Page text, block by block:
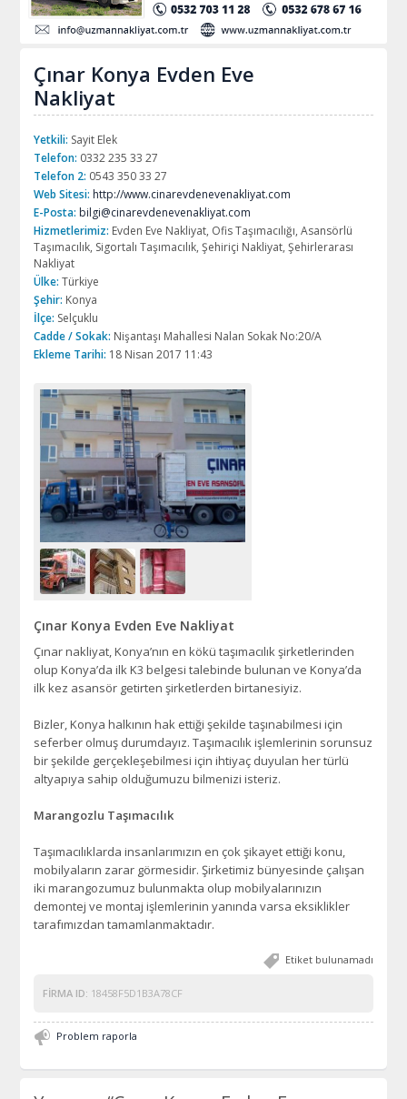
Çınar Konya Evden Eve
Nakliyat
Yetkili: Sayit Elek
Telefon: 0332 235 33 27
Telefon 2: 0543 350 33 27
Web Sitesi: http://www.cinarevdenevenakliyat.com
E-Posta: bilgi@cinarevdenevenakliyat.com
Hizmetlerimiz: Evden Eve Nakliyat, Ofis Taşımacılığı, Asansörlü
Taşımacılık, Sigortalı Taşımacılık, Şehiriçi Nakliyat, Şehirlerarası
Nakliyat
Ülke: Türkiye
Şehir: Konya
İlçe: Selçuklu
Cadde / Sokak: Nişantaşı Mahallesi Nalan Sokak No:20/A
Ekleme Tarihi: 18 Nisan 2017 11:43
Çınar Konya Evden Eve Nakliyat
Çınar nakliyat, Konya’nın en kökü taşımacılık şirketlerinden
olup Konya’da ilk K3 belgesi talebinde bulunan ve Konya’da
ilk kez asansör getirten şirketlerden birtanesiyiz.
Bizler, Konya halkının hak ettiği şekilde taşınabilmesi için
seferber olmuş durumdayız. Taşımacılık işlemlerinin sorunsuz
bir şekilde gerçekleşebilmesi için ihtiyaç duyulan her türlü
altyapıya sahip olduğumuzu bilmenizi isteriz.
Marangozlu Taşımacılık
Taşımacılıklarda insanlarımızın en çok şikayet ettiği konu,
mobilyaların zarar görmesidir. Şirketimiz bünyesinde çalışan
iki marangozumuz bulunmakta olup mobilyalarınızın
demontej ve montaj işlemlerinin yanında varsa eksiklikler
tarafımızdan tamamlanmaktadır.
Etiket bulunamadı
FIRMA ID: 18458F5D1B3A78CF
Problem raporla